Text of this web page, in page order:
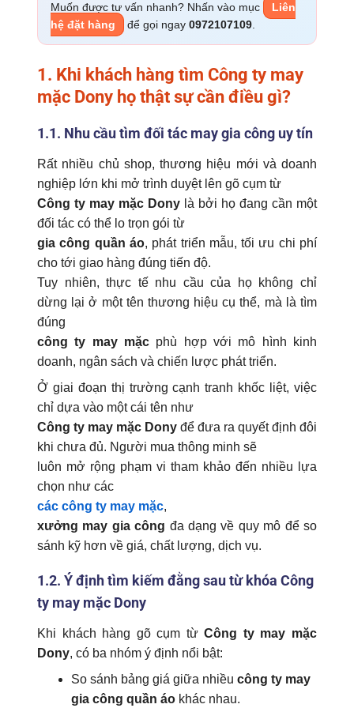
Muốn được tư vấn nhanh? Nhấn vào mục
Liên
hệ đặt hàng
để gọi ngay 0972107109
1. Khi khách hàng tìm Công ty may
mặc Dony họ thật sự cần điều gì?
1.1. Nhu cầu tìm đối tác may gia công uy tín
Rất nhiều chủ shop, thương hiệu mới và doanh
nghiệp lớn khi mở trình duyệt lên gõ cụm từ
Công ty may mặc Dony là bởi họ đang cần một
đối tác có thể lo trọn gói từ
gia công quần áo, phát triển mẫu, tối ưu chi phí
cho tới giao hàng đúng tiến độ.
Tuy nhiên, thực tế nhu cầu của họ không chỉ
dừng lại ở một tên thương hiệu cụ thể, mà là tìm
đúng
công ty may mặc phù hợp với mô hình kinh
doanh, ngân sách và chiến lược phát triển.
Ở giai đoạn thị trường cạnh tranh khốc liệt, việc
chỉ dựa vào một cái tên như
Công ty may mặc Dony để đưa ra quyết định đôi
khi chưa đủ. Người mua thông minh sẽ
luôn mở rộng phạm vi tham khảo đến nhiều lựa
chọn như các
các công ty may mặc,
xưởng may gia công đa dạng về quy mô để so
sánh kỹ hơn về giá, chất lượng, dịch vụ.
1.2. Ý định tìm kiếm đằng sau từ khóa Công
ty may mặc Dony
Khi khách hàng gõ cụm từCông ty may mặc
Dony, có ba nhóm ý định nổi bật:
So sánh bảng giá giữa nhiều công ty may
gia công quần áokhác nhau.